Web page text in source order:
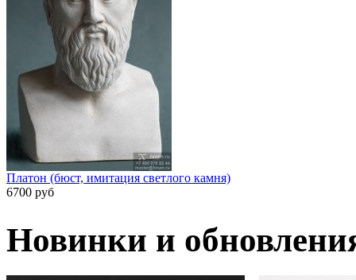
Платон (бюст, имитация светлого камня)
6700 руб
Новинки и